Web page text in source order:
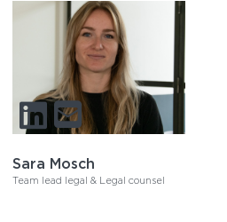
Sara Mosch
Team lead legal & Legal counsel